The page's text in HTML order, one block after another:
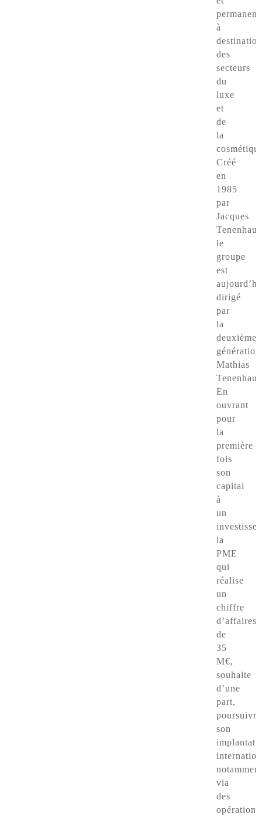
à
destination
des
secteurs
du
luxe
et
de
la
Créé
en
1985
par
Jacques
le
groupe
est
dirigé
par
la
deuxième
Mathias
En
ouvrant
pour
la
première
fois
son
capital
à
un
la
PME
qui
réalise
un
chiffre
d’affaires
de
35
M€,
souhaite
d’une
part,
poursuivre
son
notamment
via
des
opérations